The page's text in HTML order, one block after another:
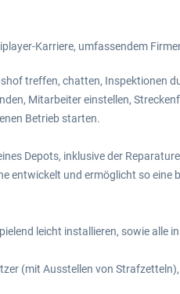
Karriere, umfassendem
treffen, chatten, Inspektionen
Mitarbeiter einstellen,
Betrieb starten.
Depots, inklusive der
entwickelt und ermöglicht so
leicht installieren, sowie alle
(mit Ausstellen von